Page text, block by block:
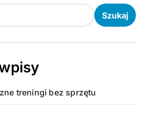
Szukaj
treningi bez sprzętu